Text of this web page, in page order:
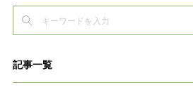
記事一覧